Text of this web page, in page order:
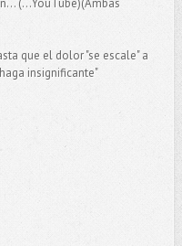
(...YouTube)(Ambas
que el dolor "se escale" a
insignificante"